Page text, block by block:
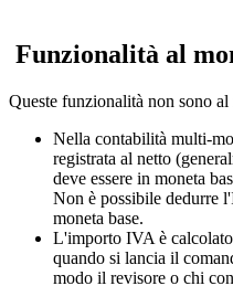
Funzionalità al
Queste funzionalità non sono
Nella contabilità multi-
registrata al netto
deve essere in moneta
Non è possibile dedurre
moneta base.
L'importo IVA è
quando si lancia il
modo il revisore o chi